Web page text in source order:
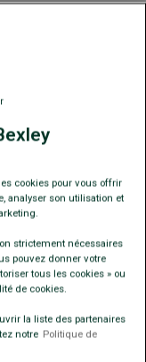
tailles
PANIER
Express
cookies pour vous offrir
analyser son utilisation et
strictement nécessaires
pouvez donner votre
tous les cookies » ou
de cookies.
la liste des partenaires
notre Politique de